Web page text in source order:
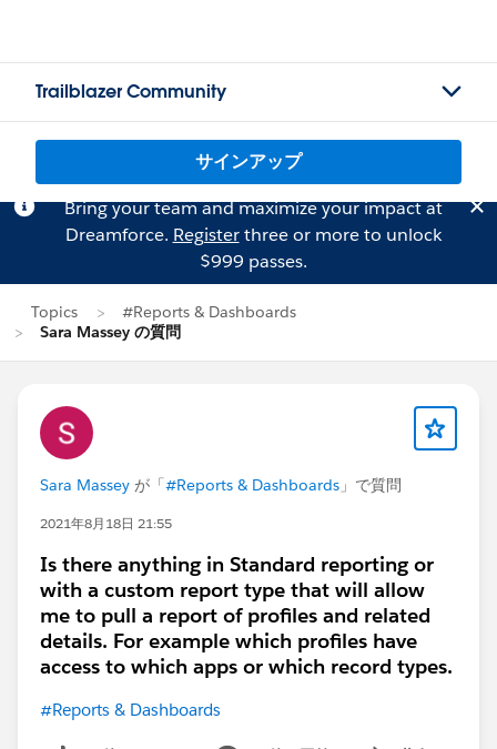
Trailblazer Community
サインアップ
Bring your team and maximize your impact at
Dreamforce. Registerthree or more to unlock
$999 passes.
Topics
#Reports & Dashboards
Sara Massey の質問
Sara Massey が「#Reports & Dashboards 」で質問
2021年8月18日 21:55
Is there anything in Standard reporting or
with a custom report type that will allow
me to pull a report of profiles and related
details. For example which profiles have
access to which apps or which record types.
#Reports & Dashboards